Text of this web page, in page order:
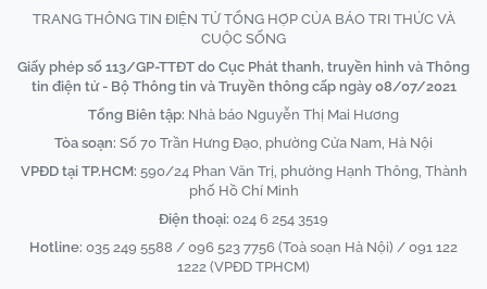
TRANG THÔNG TIN ĐIỆN TỬ TỔNG HỢP CỦA BÁO TRI THỨC VÀ
CUỘC SỐNG
Giấy phép số 113/GP-TTĐT do Cục Phát thanh, truyền hình và Thông
tin điện tử - Bộ Thông tin và Truyền thông cấp ngày 08/07/2021
Tổng Biên tập: Nhà báo Nguyễn Thị Mai Hương
Tòa soạn: Số 70 Trần Hưng Đạo, phường Cửa Nam, Hà Nội
VPĐD tại TP.HCM: 590/24 Phan Văn Trị, phường Hạnh Thông, Thành
phố Hồ Chí Minh
Điện thoại: 024 6 254 3519
Hotline: 035 249 5588 / 096 523 7756 (Toà soạn Hà Nội) / 091 122
1222 (VPĐD TPHCM)